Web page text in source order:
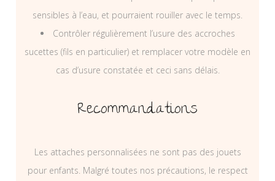
sensibles à l’eau, et pourraient rouiller avec le temps.
Contrôler régulièrement l’usure des accroches
sucettes (fils en particulier) et remplacer votre modèle en
cas d’usure constatée et ceci sans délais.
Recommandations
Les attaches personnalisées ne sont pas des jouets
pour enfants. Malgré toutes nos précautions, le respect